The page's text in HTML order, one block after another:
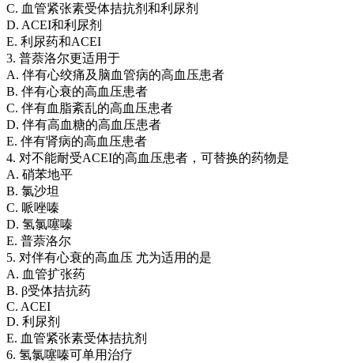
C. 血管紧张素受体拮抗剂和利尿剂
D. ACEI和利尿剂
E. 利尿药和ACEI
3. 普萘洛尔更适用于
A. 伴有心绞痛及脑血管病的高血压患者
B. 伴有心衰的高血压患者
C. 伴有血脂紊乱的高血压患者
D. 伴有高血糖的高血压患者
E. 伴有肾病的高血压患者
4. 对不能耐受ACEI的高血压患者，可替换的药物是
A. 硝苯地平
B. 氯沙坦
C. 哌唑嗪
D. 氢氯噻嗪
E. 普萘洛尔
5. 对伴有心衰的高血压 尤为适用的是
A. 血管扩张药
B. β受体拮抗药
C. ACEI
D. 利尿剂
E. 血管紧张素受体拮抗剂
6. 氢氯噻嗪可单用治疗